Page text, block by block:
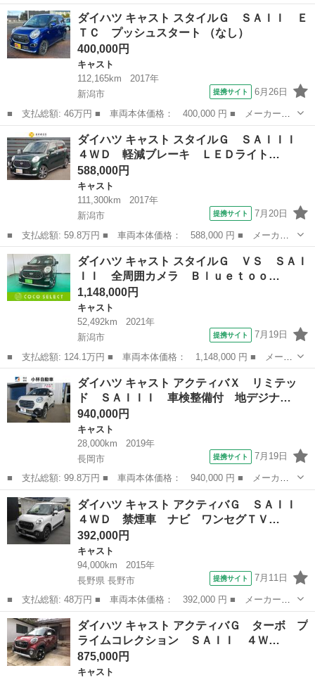
名： ダイハツ ■ 車種名： キャスト ■ グレード名： アクティ
バＧ ＳＡＩＩ ４ＷＤ 社外ＳＤナビ ＣＤ ＤＶＤ ＢＴ フル
セグテレビ ＳＤ...
新潟 上越市 キャスト
ダイハツ キャスト スタイルＧ ＳＡＩＩ Ｅ
ＴＣ プッシュスタート （なし）
400,000円
キャスト
112,165km
2017年
新潟市
提携サイト 6月26日
■ 支払総額: 46万円 ■ 車両本体価格： 400,000 円 ■ メーカー
名： ダイハツ ■ 車種名： キャスト ■ グレード名： スタイル
Ｇ ＳＡＩＩ ＥＴＣ プッシュスタート ■ 排気量： 660cc ■ ド
ア枚数...
新潟 キャスト
ダイハツ キャスト スタイルＧ ＳＡＩＩＩ
４ＷＤ 軽減ブレーキ ＬＥＤライト…
588,000円
キャスト
111,300km
2017年
新潟市
提携サイト 7月20日
■ 支払総額: 59.8万円 ■ 車両本体価格： 588,000 円 ■ メーカー
名： ダイハツ ■ 車種名： キャスト ■ グレード名： スタイル
Ｇ ＳＡＩＩＩ ４ＷＤ 軽減ブレーキ ＬＥＤライト ＬＥＤフォ
グ オートラ...
新潟 新潟市 キャスト
ダイハツ キャスト スタイルＧ ＶＳ ＳＡＩ
ＩＩ 全周囲カメラ Ｂｌｕｅｔｏｏ…
1,148,000円
キャスト
52,492km
2021年
新潟市
提携サイト 7月19日
■ 支払総額: 124.1万円 ■ 車両本体価格： 1,148,000 円 ■ メーカ
ー名： ダイハツ ■ 車種名： キャスト ■ グレード名： スタイ
ルＧ ＶＳ ＳＡＩＩＩ 全周囲カメラ Ｂｌｕｅｔｏｏｔｈ Ｃ
Ｄ 純正メ...
新潟 新潟市 キャスト
ダイハツ キャスト アクティバＸ リミテッ
ド ＳＡＩＩＩ 車検整備付 地デジナ…
940,000円
キャスト
28,000km
2019年
長岡市
提携サイト 7月19日
■ 支払総額: 99.8万円 ■ 車両本体価格： 940,000 円 ■ メーカー
名： ダイハツ ■ 車種名： キャスト ■ グレード名： アクティ
バＸ リミテッド ＳＡＩＩＩ 車検整備付 地デジナビ バックカ
メラ スマー...
新潟 長岡市 キャスト
ダイハツ キャスト アクティバＧ ＳＡＩＩ
４ＷＤ 禁煙車 ナビ ワンセグＴＶ…
392,000円
キャスト
94,000km
2015年
長野県 長野市
提携サイト 7月11日
■ 支払総額: 48万円 ■ 車両本体価格： 392,000 円 ■ メーカー
名： ダイハツ ■ 車種名： キャスト ■ グレード名： アクティ
バＧ ＳＡＩＩ ４ＷＤ 禁煙車 ナビ ワンセグＴＶ バックカメ
ラ ＥＴＣ プッ...
長野 長野市 キャスト
ダイハツ キャスト アクティバＧ ターボ プ
ライムコレクション ＳＡＩＩ ４Ｗ…
875,000円
キャスト